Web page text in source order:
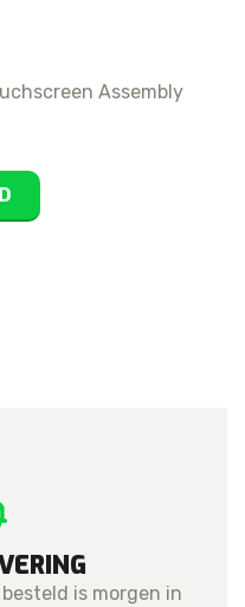
Assembly
is morgen in